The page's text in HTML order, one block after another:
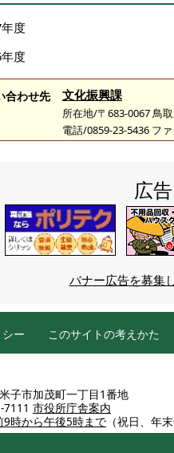
度
度
合わせ先 文化振興課
所在地/〒683-0067 鳥
電話/0859-23-5436 フ
広告
バナー広告を募集
ー このサイトの考えかた
子市加茂町一丁目1番地
市役所庁舎案内
9時から午後5時まで （祝日、年